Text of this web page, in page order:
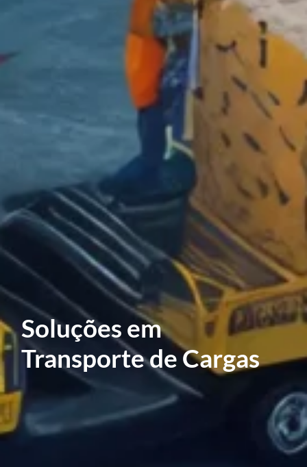
Soluções em
Transporte de Cargas